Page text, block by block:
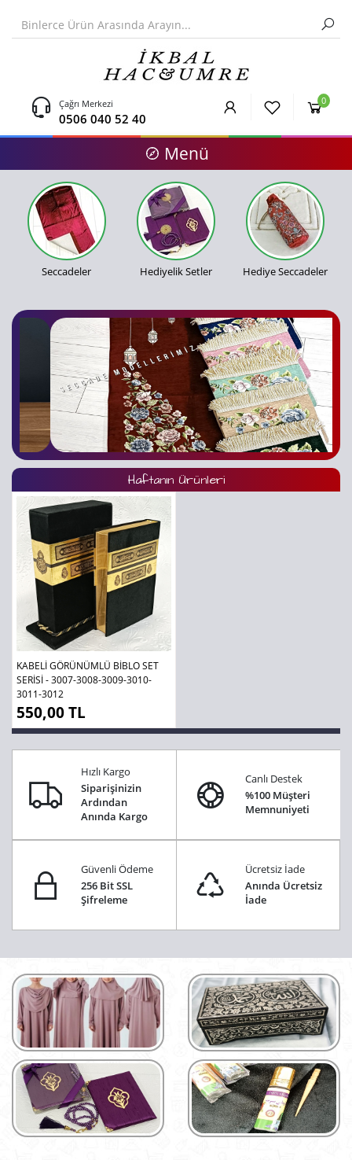
Çağrı Merkezi
0506 040 52 40
0
Menü
Seccadeler Hediyelik Setler Hediye Seccadeler
Haftanın Ürünleri
KABELİ GÖRÜNÜMLÜ BİBLO SET
SERİSİ - 3007-3008-3009-3010-
3011-3012
550,00 TL
Hızlı Kargo
Siparişinizin
Ardından
Anında Kargo
Canlı Destek
%100 Müşteri
Memnuniyeti
Güvenli Ödeme
256 Bit SSL
Şifreleme
Ücretsiz İade
Anında Ücretsiz
İade